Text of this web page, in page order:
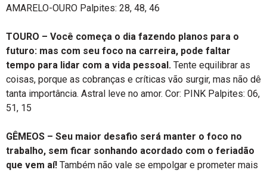
AMARELO-OURO Palpites: 28, 48, 46
TOURO – Você começa o dia fazendo planos para o
futuro: mas com seu foco na carreira, pode faltar
tempo para lidar com a vida pessoal. Tente equilibrar as
coisas, porque as cobranças e críticas vão surgir, mas não dê
tanta importância. Astral leve no amor. Cor: PINK Palpites: 06,
51, 15
GÊMEOS – Seu maior desafio será manter o foco no
trabalho, sem ficar sonhando acordado com o feriadão
que vem aí! Também não vale se empolgar e prometer mais